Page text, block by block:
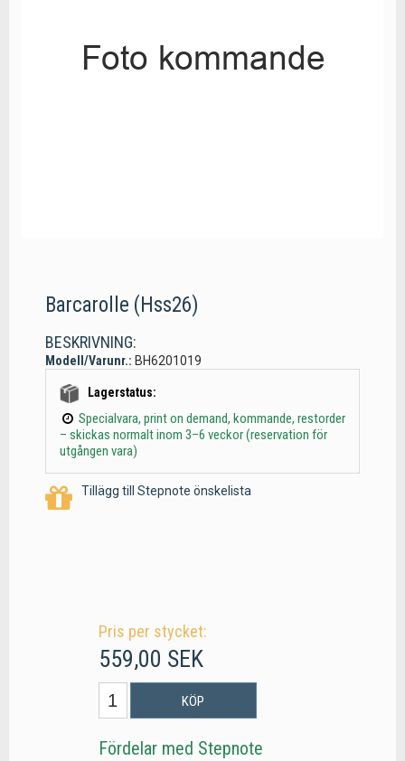
Barcarolle (Hss26)
BESKRIVNING:
Modell/Varunr.: BH6201019
Lagerstatus:
Specialvara, print on demand, kommande, restorder
– skickas normalt inom 3–6 veckor (reservation för
utgången vara)
Tillägg till Stepnote önskelista
Pris per stycket:
559,00 SEK
KÖP
Fördelar med Stepnote